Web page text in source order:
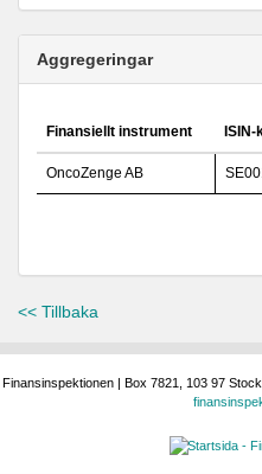
Aggregeringar
Finansiellt instrument ISIN-
OncoZenge AB
<< Tillbaka
Finansinspektionen | Box 7821, 103 97